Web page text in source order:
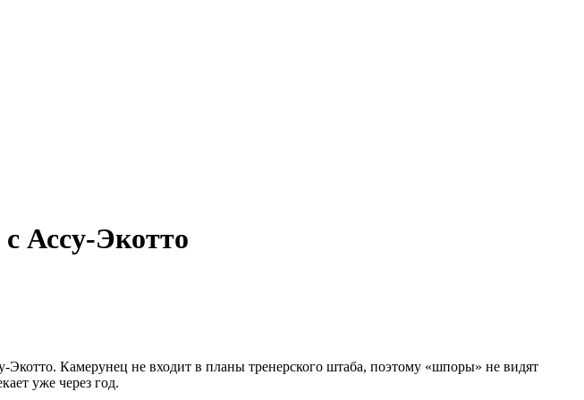
Ассу-Экотто
Экотто. Камерунец не входит в планы тренерского штаба, поэтому «шпоры» не видят
уже через год.